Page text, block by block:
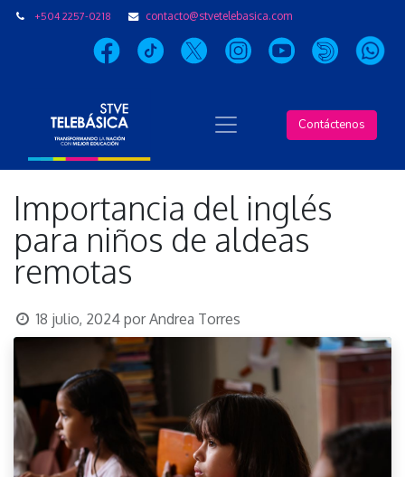
+504 2257-0218 contacto@stvetelebasica.com
Contáctenos
Importancia del inglés
para niños de aldeas
remotas
18 julio, 2024 porAndrea Torres